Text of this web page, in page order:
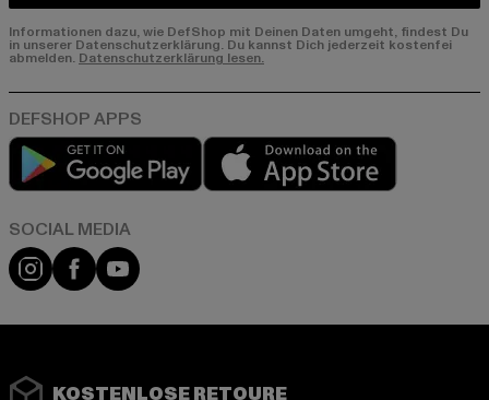
Informationen dazu, wie DefShop mit Deinen Daten umgeht, findest Du
in unserer Datenschutzerklärung. Du kannst Dich jederzeit kostenfei
abmelden. Datenschutzerklärung lesen.
Play market
Instagram
FacebookYouTube
KOSTENLOSE RETOURE